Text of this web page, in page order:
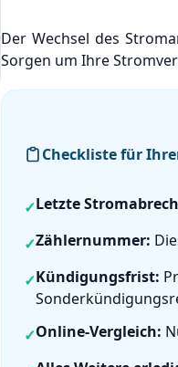
Der Wechsel des
Sorgen um Ihre
Checkliste für
✓Letzte
✓Zählernummer:
✓Kündigungsfrist:
✓Online-Vergleich: